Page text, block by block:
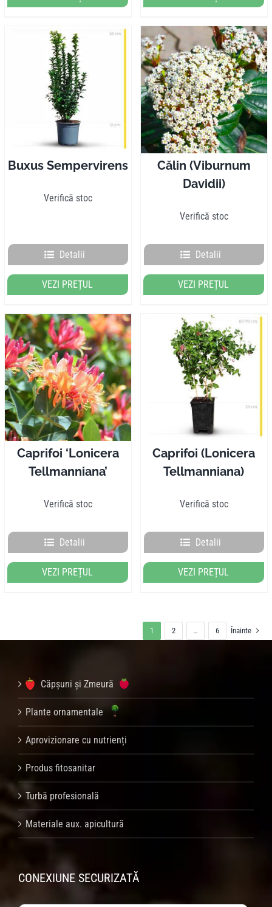
Buxus Sempervirens
Verifică stoc
Detalii
VEZI PREȚUL
Călin (Viburnum
Davidii)
Verifică stoc
Detalii
VEZI PREȚUL
Caprifoi ‘Lonicera
Tellmanniana’
Verifică stoc
Detalii
VEZI PREȚUL
Caprifoi (Lonicera
Tellmanniana)
Verifică stoc
Detalii
VEZI PREȚUL
1 2 … 6 Înainte
Căpșuni și Zmeură
Plante ornamentale
Aprovizionare cu nutrienți
Produs fitosanitar
Turbă profesională
Materiale aux. apicultură
CONEXIUNE SECURIZATĂ